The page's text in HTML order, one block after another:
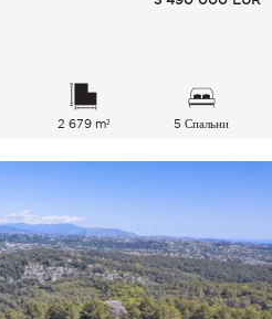
2 679 m² 5 Спальни